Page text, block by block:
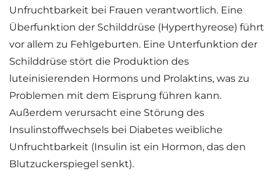
Unfruchtbarkeit bei Frauen verantwortlich. Eine
Überfunktion der Schilddrüse (Hyperthyreose) führt
vor allem zu Fehlgeburten. Eine Unterfunktion der
Schilddrüse stört die Produktion des
luteinisierenden Hormons und Prolaktins, was zu
Problemen mit dem Eisprung führen kann.
Außerdem verursacht eine Störung des
Insulinstoffwechsels bei Diabetes weibliche
Unfruchtbarkeit (Insulin ist ein Hormon, das den
Blutzuckerspiegel senkt).